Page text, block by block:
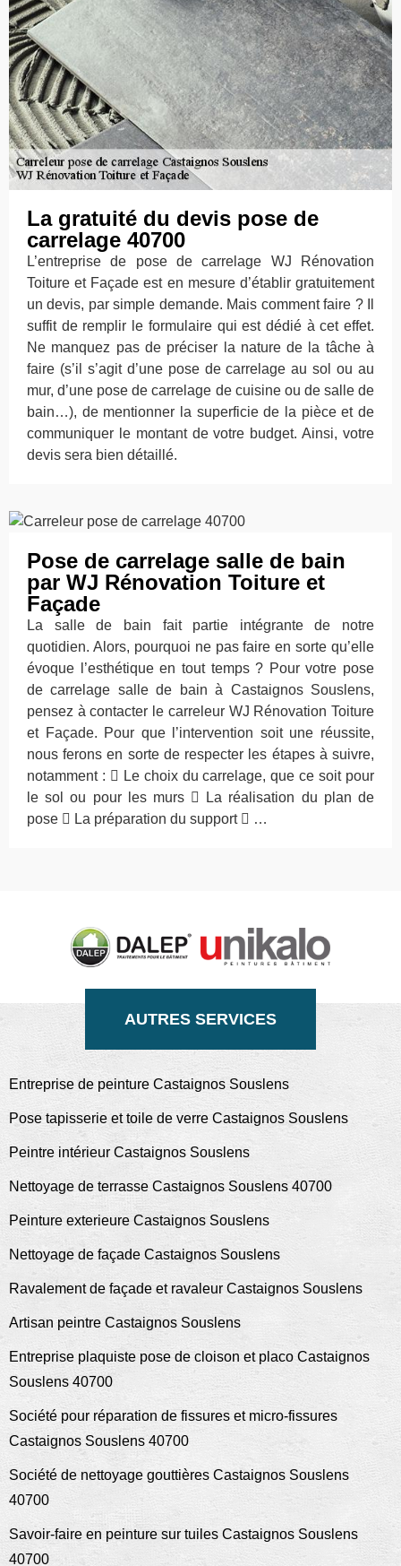
La gratuité du devis pose de
carrelage 40700
L’entreprise de pose de carrelage WJ Rénovation
Toiture et Façade est en mesure d’établir gratuitement
un devis, par simple demande. Mais comment faire ? Il
suffit de remplir le formulaire qui est dédié à cet effet.
Ne manquez pas de préciser la nature de la tâche à
faire (s’il s’agit d’une pose de carrelage au sol ou au
mur, d’une pose de carrelage de cuisine ou de salle de
bain…), de mentionner la superficie de la pièce et de
communiquer le montant de votre budget. Ainsi, votre
devis sera bien détaillé.
Pose de carrelage salle de bain
par WJ Rénovation Toiture et
Façade
La salle de bain fait partie intégrante de notre
quotidien. Alors, pourquoi ne pas faire en sorte qu’elle
évoque l’esthétique en tout temps ? Pour votre pose
de carrelage salle de bain à Castaignos Souslens,
pensez à contacter le carreleur WJ Rénovation Toiture
et Façade. Pour que l’intervention soit une réussite,
nous ferons en sorte de respecter les étapes à suivre,
notamment :  Le choix du carrelage, que ce soit pour
le sol ou pour les murs  La réalisation du plan de
pose  La préparation du support  …
AUTRES SERVICES
Entreprise de peinture Castaignos Souslens
Pose tapisserie et toile de verre Castaignos Souslens
Peintre intérieur Castaignos Souslens
Nettoyage de terrasse Castaignos Souslens 40700
Peinture exterieure Castaignos Souslens
Nettoyage de façade Castaignos Souslens
Ravalement de façade et ravaleur Castaignos Souslens
Artisan peintre Castaignos Souslens
Entreprise plaquiste pose de cloison et placo Castaignos
Souslens 40700
Société pour réparation de fissures et micro-fissures
Castaignos Souslens 40700
Société de nettoyage gouttières Castaignos Souslens
40700
Savoir-faire en peinture sur tuiles Castaignos Souslens
40700